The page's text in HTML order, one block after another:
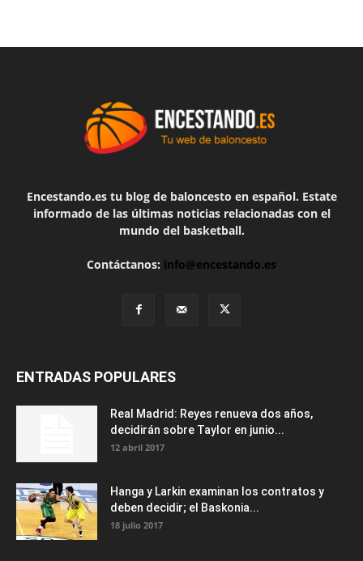
Encestando.es tu blog de baloncesto en español. Estate
informado de las últimas noticias relacionadas con el
mundo del basketball.
Contáctanos: info@encestando.es
ENTRADAS POPULARES
Real Madrid: Reyes renueva dos años,
decidirán sobre Taylor en junio...
12 abril 2017
Hanga y Larkin examinan los contratos y
deben decidir; el Baskonia...
18 julio 2017